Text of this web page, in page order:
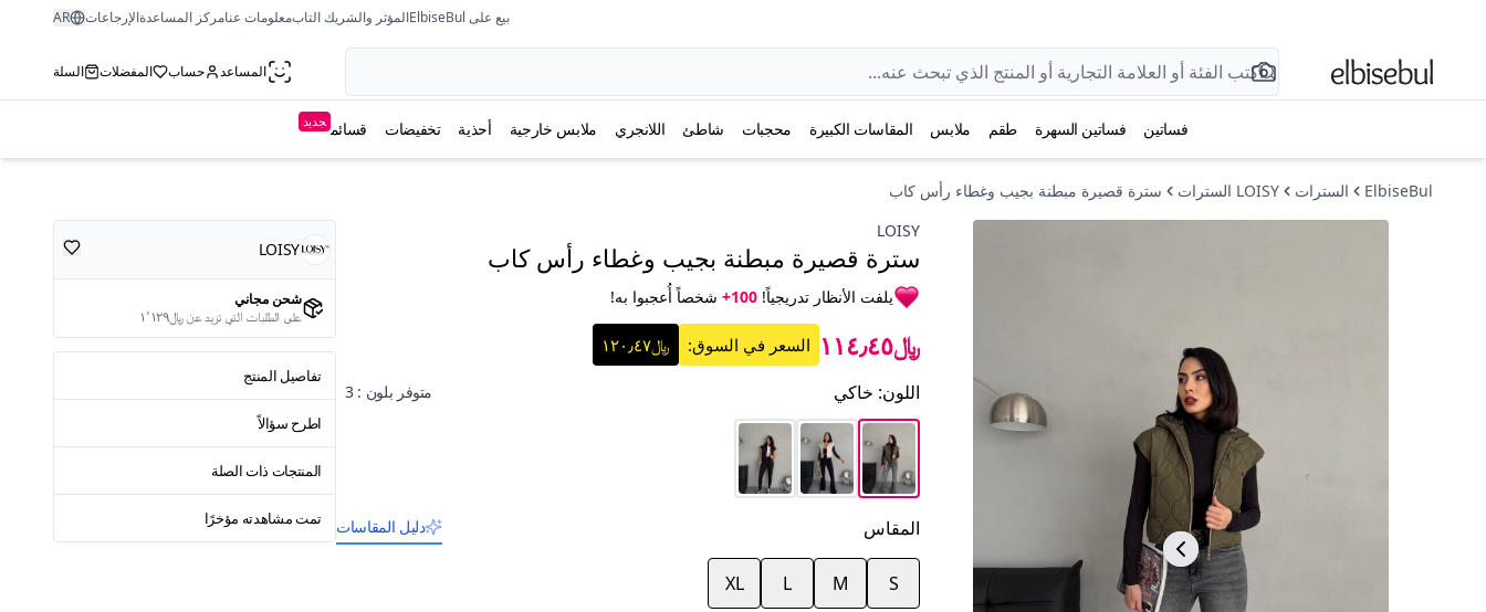
بيع على ElbiseBul المؤثر والشريك التابمعلومات عنامركز المساعدةالإرجاعات AR
المساعد حساب المفضلات السلة
فساتين فساتين السهرة طقم ملابس المقاسات الكبيرة محجبات شاطئ اللانجري ملابس خارجية أحذية تخفيضات قسائم جديد
ElbiseBul السترات LOISY السترات
سترة قصيرة مبطنة بجيب وغطاء رأس كاب
LOISY
سترة قصيرة مبطنة بجيب وغطاء رأس كاب
يلفت الأنظار تدريجياً! 100+ شخصاً أُعجبوا به!
﷼١١٤٫٤٥ السعر في السوق: ﷼١٢٠٫٤٧
اللون: خاكي متوفر بلون : 3
المقاس دليل المقاسات
S
M
L
XL
LOISY
شحن مجاني
على الطلبات التي تزيد عن ﷼١٬١٢٩
تفاصيل المنتج
اطرح سؤالاً
المنتجات ذات الصلة
تمت مشاهدته مؤخرًا